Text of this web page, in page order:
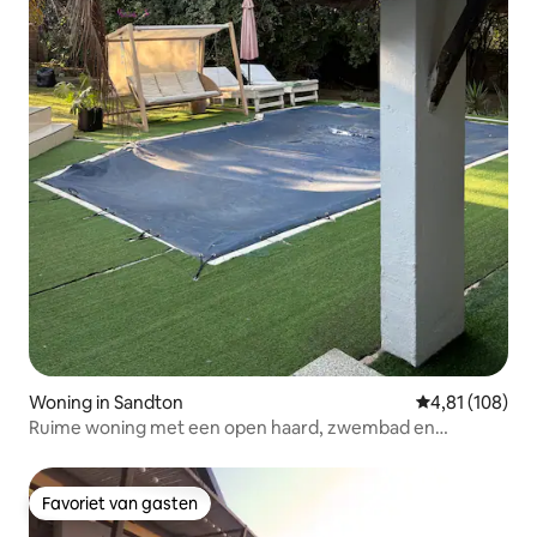
Woning in Sandton Gemiddelde
4,81 (108)
Ruime woning met een open haard, zwembad en
Favoriet van gasten
Favoriet van gasten